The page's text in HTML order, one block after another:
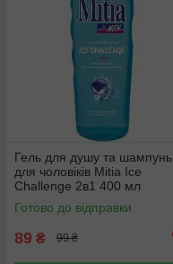
Гель для душу та шампунь
для чоловіків Mitia Ice
Challenge 2в1 400 мл
Готово до відправки
89 ₴ 99 ₴